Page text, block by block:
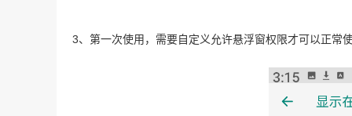
3、第一次使用，需要自定义允许悬浮窗权限才可以正常